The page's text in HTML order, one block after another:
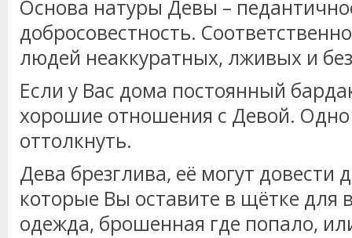
Основа натуры Девы –
добросовестность.
людей неаккуратных, лживых и
Если у Вас дома постоянный
хорошие отношения с Девой. Одно
оттолкнуть.
Дева брезглива, её могут довести
которые Вы оставите в щётке для
одежда, брошенная где попало,